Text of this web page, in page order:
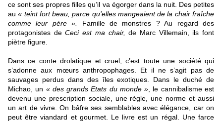
ce sont ses propres filles qu’il va égorger dans la nuit. Des petites
au« teint fort beau, parce qu’elles mangeaient de la chair fraîche
comme leur père ». Famille de monstres ? Au regard des
protagonistes deCeci est ma chair,de Marc Villemain, ils font
piètre figure.
Dans ce conte drolatique et cruel, c’est toute une société qui
s’adonne aux mœurs anthropophages. Et il ne s’agit pas de
sauvages perdus dans des îles exotiques. Dans le duché de
Michao, un « des grands Etats du monde » , le cannibalisme est
devenu une prescription sociale, une règle, une norme et aussi
un art de vivre. On bâfre ses semblables avec élégance, car on
peut être viandard et gourmet. Le livre est un régal. Une farce